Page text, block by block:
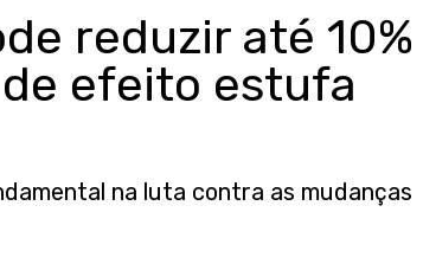
reduzir até 10%
efeito estufa
na luta contra as mudanças